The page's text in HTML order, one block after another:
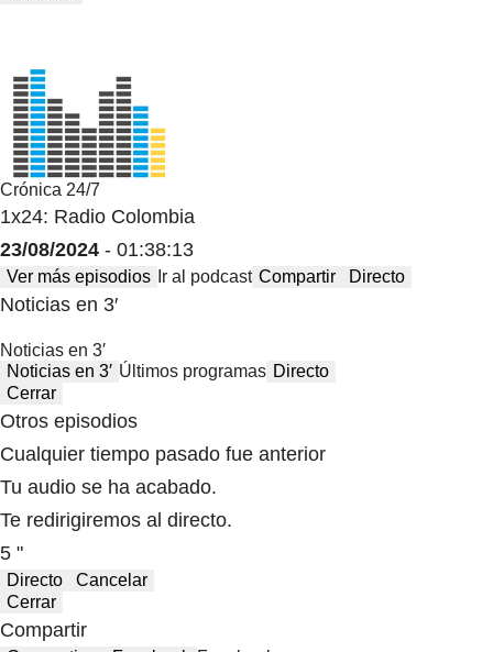
Crónica 24/7
1x24: Radio Colombia
23/08/2024 - 01:38:13
Ver más episodios Ir al podcast Compartir Directo
Noticias en 3′
Noticias en 3′
Noticias en 3′ Últimos programas Directo
Cerrar
Otros episodios
Cualquier tiempo pasado fue anterior
Tu audio se ha acabado.
Te redirigiremos al directo.
5 "
Directo
Cancelar
Cerrar
Compartir